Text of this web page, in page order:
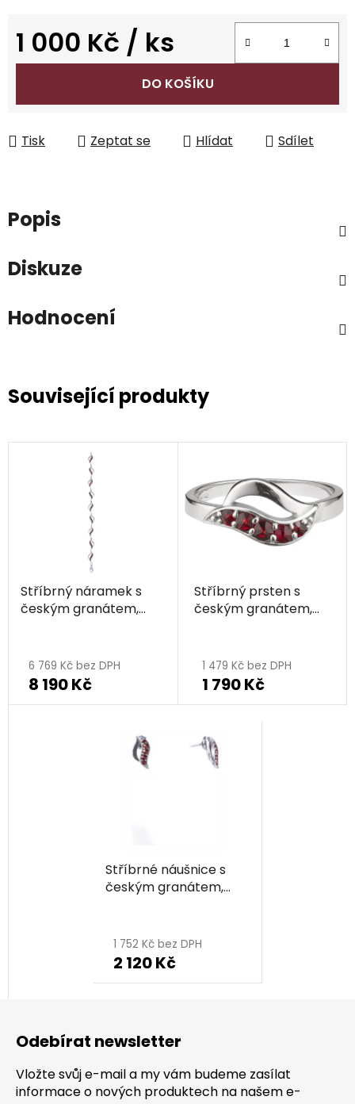
1 000 Kč / ks
Měrná cena:
DO KOŠÍKU
Tisk Zeptat se Hlídat Sdílet
Popis
Diskuze
Hodnocení
Související produkty
Stříbrný náramek s
českým granátem,
6 769 Kč bez DPH
8 190 Kč
Stříbrný prsten s
českým granátem,
1 479 Kč bez DPH
1 790 Kč
Stříbrné náušnice s
českým granátem,
1 752 Kč bez DPH
2 120 Kč
Odebírat newsletter
Vložte svůj e-mail a my vám budeme zasílat
informace o nových produktech na našem e-